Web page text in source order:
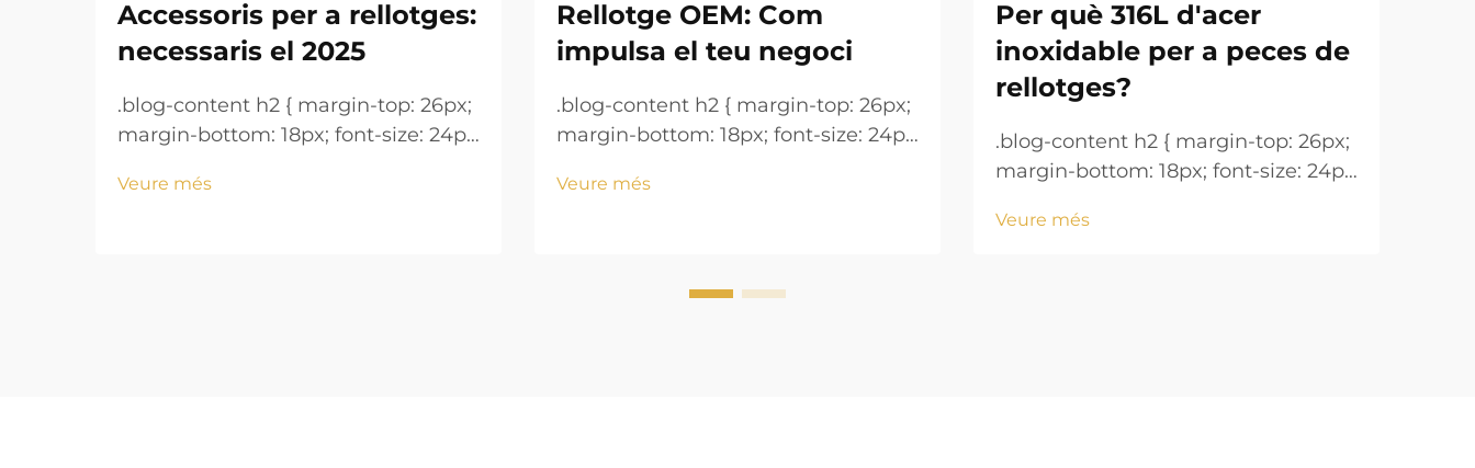
Accessoris per a rellotges:
necessaris el 2025
.blog-content h2 { margin-top: 26px;
margin-bottom: 18px; font-size: 24px
height: normal; } .blog-content h3 {
Veure més
Rellotge OEM: Com
impulsa el teu negoci
.blog-content h2 { margin-top: 26px;
margin-bottom: 18px; font-size: 24px
height: normal; } .blog-content h3 {
Veure més
Per què 316L d'acer
inoxidable per a peces de
rellotges?
.blog-content h2 { margin-top: 26px;
margin-bottom: 18px; font-size: 24px
height: normal; } .blog-content h3 {
Veure més